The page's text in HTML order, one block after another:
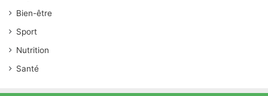
Bien-être
Sport
Nutrition
Santé